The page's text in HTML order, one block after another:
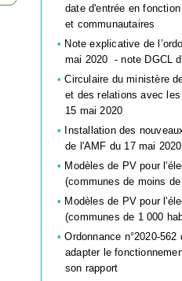
date d'entrée en
et communautaires
Note explicative de
mai 2020 - note DGCL
Circulaire du ministère
et des relations avec
15 mai 2020
Installation des
de l'AMF du 17 mai 2020
Modèles de PV pour
(communes de moins
Modèles de PV pour
(communes de 1 000
Ordonnance n°2020-
adapter le
son rapport